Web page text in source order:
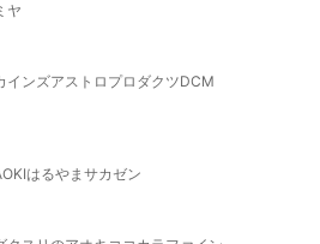
ヤ
インズアストロプロダクツDCM
はるやま サカゼン